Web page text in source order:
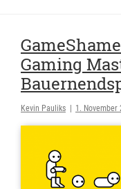
Gaming
Kevin Pauliks 1. November